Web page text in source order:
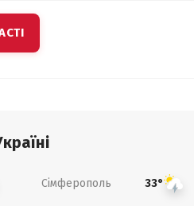
Сімферополь 33°